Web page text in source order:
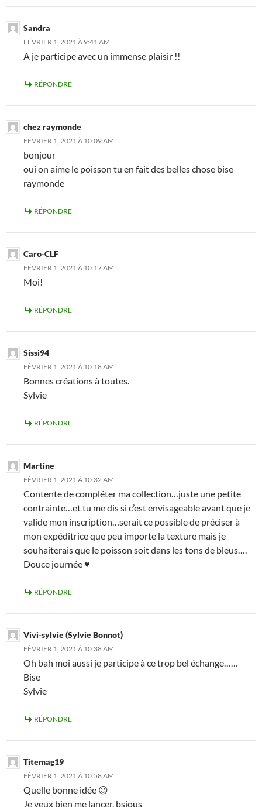
Sandra
FÉVRIER 1, 2021 À 9:41 AM
A je participe avec un immense plaisir !!
RÉPONDRE
chez raymonde
FÉVRIER 1, 2021 À 10:09 AM
bonjour
oui on aime le poisson tu en fait des belles chose bise
raymonde
RÉPONDRE
Caro-CLF
FÉVRIER 1, 2021 À 10:17 AM
Moi!
RÉPONDRE
Sissi94
FÉVRIER 1, 2021 À 10:18 AM
Bonnes créations à toutes.
Sylvie
RÉPONDRE
Martine
FÉVRIER 1, 2021 À 10:32 AM
Contente de compléter ma collection…juste une petite
contrainte…et tu me dis si c’est envisageable avant que je
valide mon inscription…serait ce possible de préciser à
mon expéditrice que peu importe la texture mais je
souhaiterais que le poisson soit dans les tons de bleus….
Douce journée ♥
RÉPONDRE
Vivi-sylvie (Sylvie Bonnot)
FÉVRIER 1, 2021 À 10:38 AM
Oh bah moi aussi je participe à ce trop bel échange……
Bise
Sylvie
RÉPONDRE
Titemag19
FÉVRIER 1, 2021 À 10:58 AM
Quelle bonne idée 😉
Je veux bien me lancer. bsious